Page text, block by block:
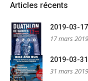
Articles récents
2019-03-17
17 mars 2019
2019-03-
31 mars 2019